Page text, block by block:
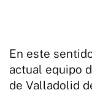
En este
actual equipo
de Valladolid